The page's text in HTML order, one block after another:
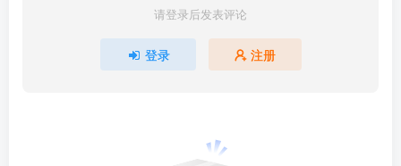
请登录后发表评论
登录 注册